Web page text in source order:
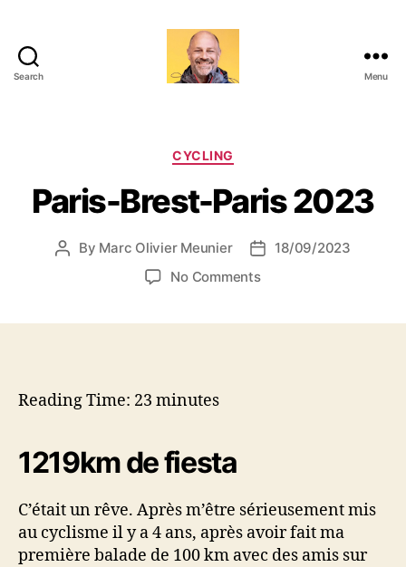
Search Menu
Categories
CYCLING
Paris-Brest-Paris 2023
Post
By Marc Olivier Meunier
Post18/09/2023
No Commentson
Reading Time: 23 minutes
1219km de fiesta
C’était un rêve. Après m’être sérieusement mis
au cyclisme il y a 4 ans, après avoir fait ma
première balade de 100 km avec des amis sur